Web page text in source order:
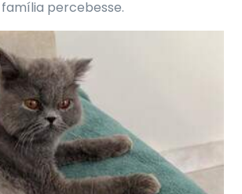
percebesse.